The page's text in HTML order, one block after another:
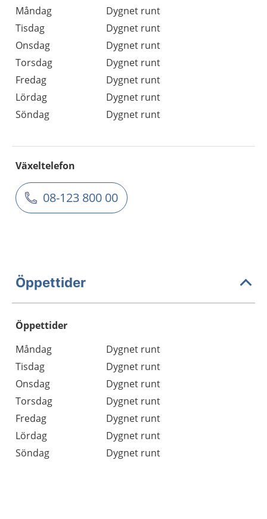
Måndag
Dygnet runt
Tisdag
Dygnet runt
Onsdag
Dygnet runt
Torsdag
Dygnet runt
Fredag
Dygnet runt
Lördag
Dygnet runt
Söndag
Dygnet runt
Växeltelefon
08-123 800 00
Öppettider
Öppettider
Dag
Öppettider
Kommentarer
Måndag
Dygnet runt
Tisdag
Dygnet runt
Onsdag
Dygnet runt
Torsdag
Dygnet runt
Fredag
Dygnet runt
Lördag
Dygnet runt
Söndag
Dygnet runt